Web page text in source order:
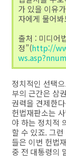
가 있을 이유
자에게 물어
출처 : 미디어
정”(http://
정치적인 선택
부의 근간은 삼
권력을 견제한
헌법재판소는
야 하는 정치적
할 수 있죠. 그
들은 이번 헌법
중 전 대통령의